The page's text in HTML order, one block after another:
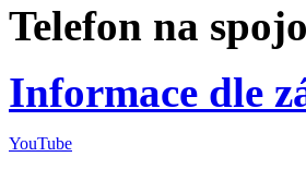
Telefon na
Informace dle
YouTube